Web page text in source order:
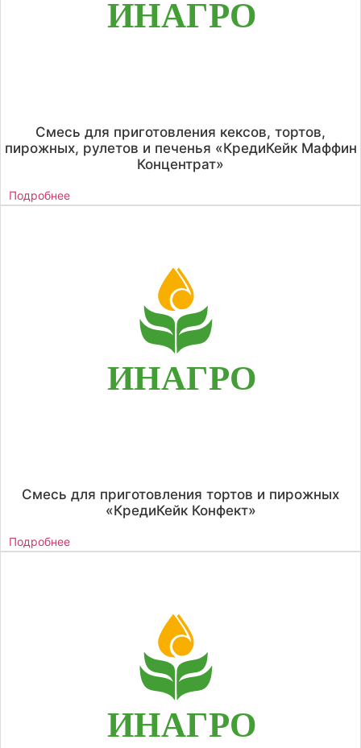
Смесь для приготовления кексов, тортов,
пирожных, рулетов и печенья «КредиКейк Маффин
Концентрат»
Подробнее
Смесь для приготовления тортов и пирожных
«КредиКейк Конфект»
Подробнее